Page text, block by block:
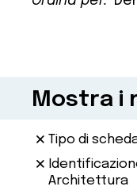
Mostra i
Tipo di
Architettura